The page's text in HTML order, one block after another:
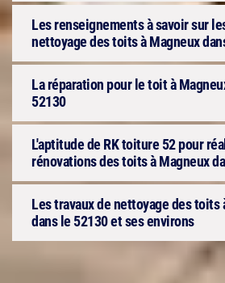
Les renseignements à savoir sur
nettoyage des toits à Magneux
La réparation pour le toit à
52130
L'aptitude de RK toiture 52 pour
rénovations des toits à Magneux
Les travaux de nettoyage des toits
dans le 52130 et ses environs